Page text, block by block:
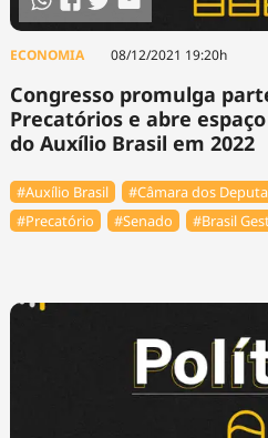
ECONOMIA 08/12/2021 19:20h
Congresso promulga
Precatórios e abre
do Auxílio Brasil em 2022
#Auxílio Brasil #Câmara dos
#Precatório
#Senado #Brasil